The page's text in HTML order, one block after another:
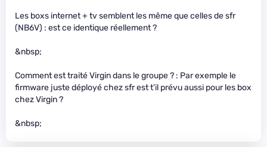
Les boxs internet + tv semblent les même que celles de sfr
(NB6V) : est ce identique réellement ?
&nbsp;
Comment est traité Virgin dans le groupe ? : Par exemple le
firmware juste déployé chez sfr est t’il prévu aussi pour les box
chez Virgin ?
&nbsp;